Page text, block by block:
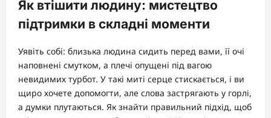
Як втішити людину: мистецтво
підтримки в складні моменти
Уявіть собі: близька людина сидить перед вами, її очі
наповнені смутком, а плечі опущені під вагою
невидимих турбот. У такі миті серце стискається, і ви
щиро хочете допомогти, але слова застрягають у горлі,
а думки плутаються. Як знайти правильний підхід, щоб